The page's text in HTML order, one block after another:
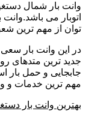
وانت بار شمال
اتوبار می
توان از مهم ترین
در این وانت بار
جدید ترین متدهای
جابجایی و حمل بار
مهم ترین خدمات و
بهترین وانت بار